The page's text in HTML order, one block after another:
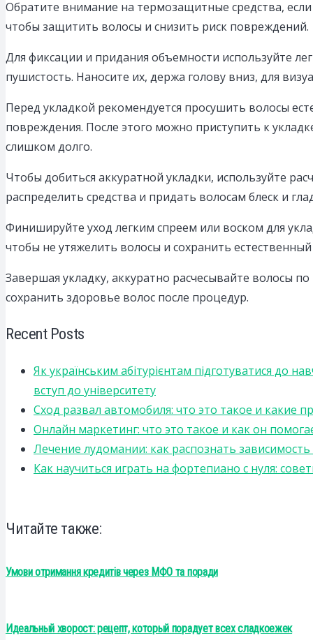
Обратите внимание на термозащитные средства,
чтобы защитить волосы и снизить риск повреждений.
Для фиксации и придания объемности используйте
пушистость. Наносите их, держа голову вниз, для
Перед укладкой рекомендуется просушить волосы
повреждения. После этого можно приступить к
слишком долго.
Чтобы добиться аккуратной укладки, используйте
распределить средства и придать волосам блеск и
Финишируйте уход легким спреем или воском для
чтобы не утяжелить волосы и сохранить
Завершая укладку, аккуратно расчесывайте волосы
сохранить здоровье волос после процедур.
Recent Posts
Як українським абітурієнтам підготуватися до
вступ до університету
Сход развал автомобиля: что это такое и какие
Онлайн маркетинг: что это такое и как он
Лечение лудомании: как распознать
Как научиться играть на фортепиано с нуля:
Читайте также:
Умови отримання кредитів через МФО та поради
Идеальный хворост: рецепт, который порадует всех сладкоежек